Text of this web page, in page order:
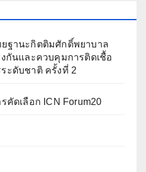
ฐานะกิตติมศักดิ์พยาบาล
กันและควบคุมการติดเชื้อ
ะดับชาติ ครั้งที่ 2
คัดเลือก ICN Forum20